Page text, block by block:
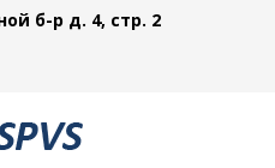
б-р д. 4, стр. 2